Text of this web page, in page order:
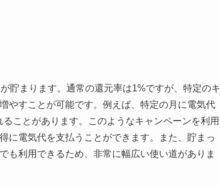
貯まります。通常の還元率は1%ですが、特定のキ
やすことが可能です。例えば、特定の月に電気代
ことがあります。このようなキャンペーンを利用
に電気代を支払うことができます。また、貯まっ
も利用できるため、非常に幅広い使い道がありま